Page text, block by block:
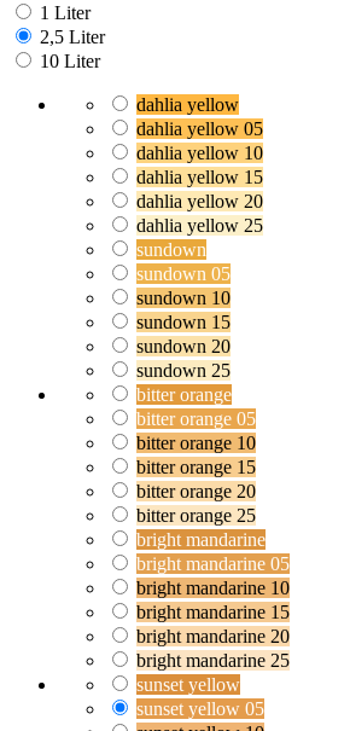
1 Liter
2,5 Liter
10 Liter
dahlia yellow
dahlia yellow 05
dahlia yellow 10
dahlia yellow 15
dahlia yellow 20
dahlia yellow 25
sundown
sundown 05
sundown 10
sundown 15
sundown 20
sundown 25
bitter orange
bitter orange 05
bitter orange 10
bitter orange 15
bitter orange 20
bitter orange 25
bright mandarine
bright mandarine 05
bright mandarine 10
bright mandarine 15
bright mandarine 20
bright mandarine 25
sunset yellow
sunset yellow 05